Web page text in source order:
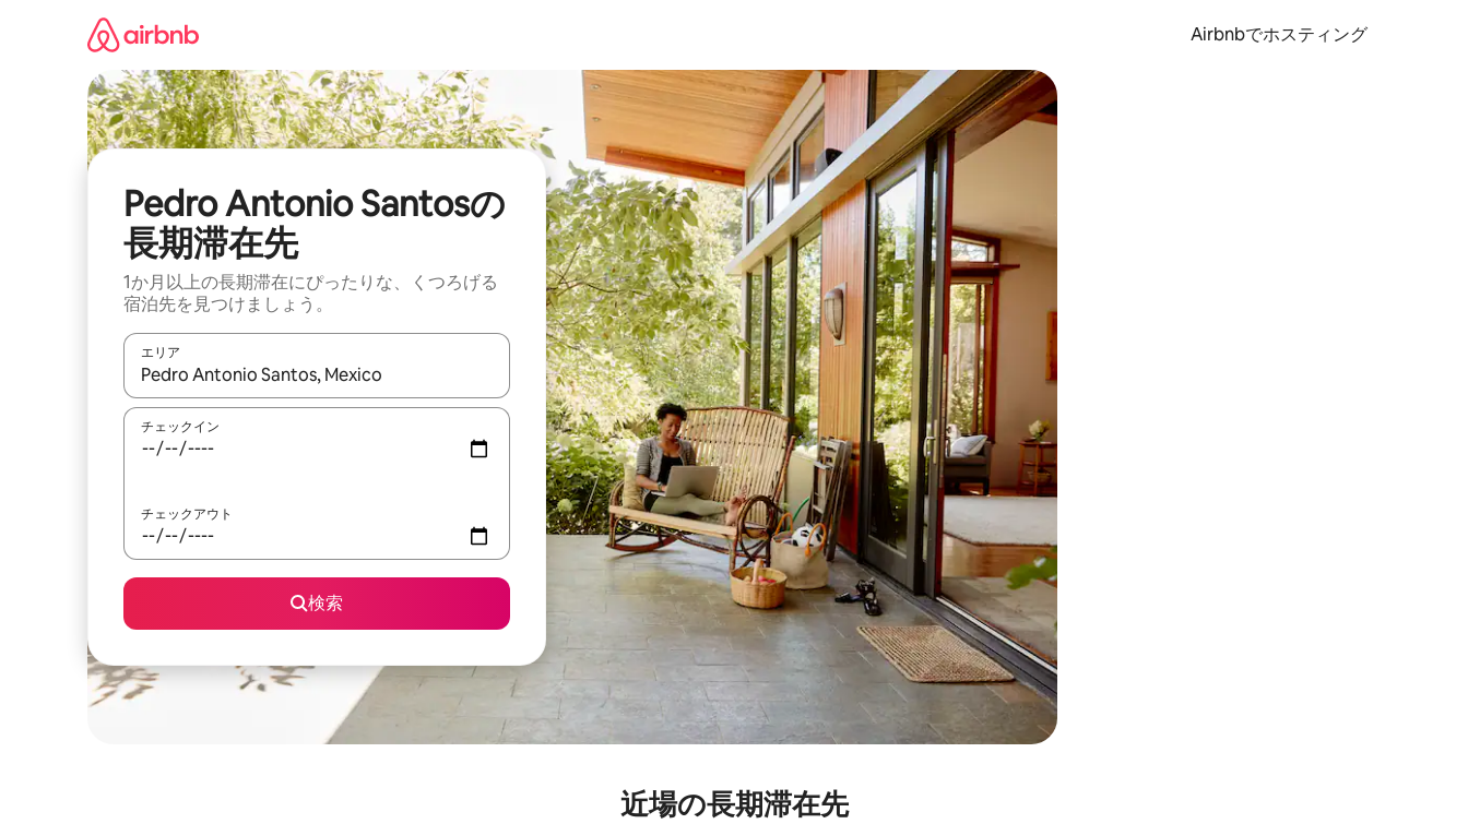
Airbnbでホスティング
Pedro Antonio Santosの
長期滞在先
1か月以上の長期滞在にぴったりな、くつろげる
宿泊先を見つけましょう。
エリア
検索結果が表示されたら、上下の矢印キーを使って移動するか、画面をタッチまたはスワイプして検索結果を確認することができます。
チェックイン
チェックアウト
検索
近場の長期滞在先